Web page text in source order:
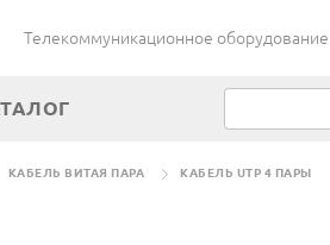
Телекоммуникационное оборудование
КАБЕЛЬ ВИТАЯ ПАРА КАБЕЛЬ UTP 4 ПАРЫ